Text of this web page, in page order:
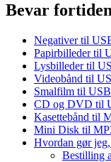
Bevar fortiden
Negativer til
Papirbilleder til
Lysbilleder til
Videobånd til
Smalfilm til
CD og DVD til
Kasettebånd til
Mini Disk til
Hvordan gør
Bestilling